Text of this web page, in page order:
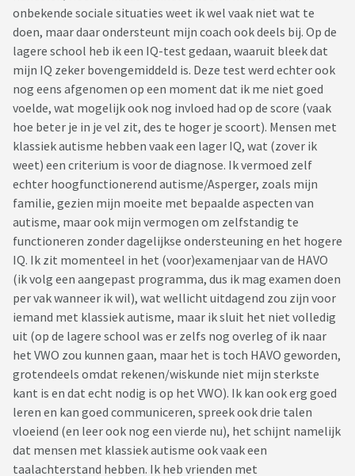
onbekende sociale situaties weet ik wel vaak niet wat te
doen, maar daar ondersteunt mijn coach ook deels bij. Op de
lagere school heb ik een IQ-test gedaan, waaruit bleek dat
mijn IQ zeker bovengemiddeld is. Deze test werd echter ook
nog eens afgenomen op een moment dat ik me niet goed
voelde, wat mogelijk ook nog invloed had op de score (vaak
hoe beter je in je vel zit, des te hoger je scoort). Mensen met
klassiek autisme hebben vaak een lager IQ, wat (zover ik
weet) een criterium is voor de diagnose. Ik vermoed zelf
echter hoogfunctionerend autisme/Asperger, zoals mijn
familie, gezien mijn moeite met bepaalde aspecten van
autisme, maar ook mijn vermogen om zelfstandig te
functioneren zonder dagelijkse ondersteuning en het hogere
IQ. Ik zit momenteel in het (voor)examenjaar van de HAVO
(ik volg een aangepast programma, dus ik mag examen doen
per vak wanneer ik wil), wat wellicht uitdagend zou zijn voor
iemand met klassiek autisme, maar ik sluit het niet volledig
uit (op de lagere school was er zelfs nog overleg of ik naar
het VWO zou kunnen gaan, maar het is toch HAVO geworden,
grotendeels omdat rekenen/wiskunde niet mijn sterkste
kant is en dat echt nodig is op het VWO). Ik kan ook erg goed
leren en kan goed communiceren, spreek ook drie talen
vloeiend (en leer ook nog een vierde nu), het schijnt namelijk
dat mensen met klassiek autisme ook vaak een
taalachterstand hebben. Ik heb vrienden met